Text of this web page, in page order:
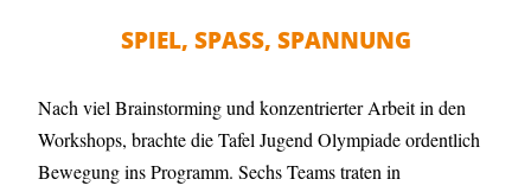
SPIEL, SPASS, SPANNUNG
Nach viel Brainstorming und konzentrierter Arbeit in den
Workshops, brachte die Tafel Jugend Olympiade ordentlich
Bewegung ins Programm. Sechs Teams traten in